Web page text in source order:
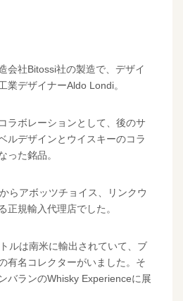
会社Bitossi社の製造で、デザイ
業デザイナーAldo Londi。
ラボレーションとして、後のサ
ルデザインとウイスキーのコラ
った銘品。
らアボッツチョイス、リンクウ
正規輸入代理店でした。
ルは南米に輸出されていて、ブ
有名コレクターがいました。そ
バランのWhisky Experienceに展